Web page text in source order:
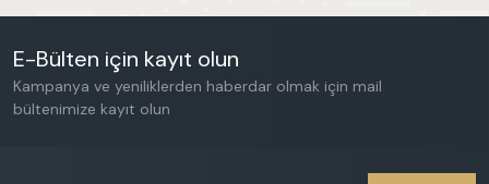
Türk Hamamı
Buhar Odası
Balayı Villası
Kapalı Havuz
E-Bülten için kayıt olun
Kampanya ve yeniliklerden haberdar olmak için mail
bültenimize kayıt olun